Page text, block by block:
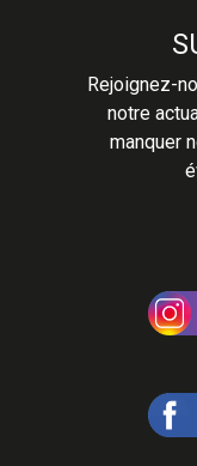
Rejoignez-
notre
manquer